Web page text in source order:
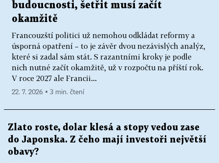
budoucnosti, šetřit musí začít
okamžitě
Francouzští politici už nemohou odkládat reformy a
úsporná opatření – to je závěr dvou nezávislých analýz,
které si zadal sám stát. S razantními kroky je podle
nich nutné začít okamžitě, už v rozpočtu na příští rok.
V roce 2027 ale Francii...
22. 7. 2026 ▪ 3 min. čtení
Zlato roste, dolar klesá a stopy vedou zase
do Japonska. Z čeho mají investoři největší
obavy?